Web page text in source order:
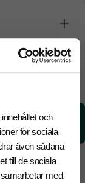
och
för sociala
även sådana
till de sociala
med.
6 arbetsdagar